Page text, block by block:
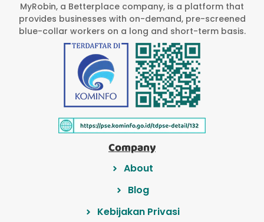
MyRobin, a Betterplace company, is a platform that
provides businesses with on-demand, pre-screened
blue-collar workers on a long and short-term basis.
Company
About
Blog
Kebijakan Privasi